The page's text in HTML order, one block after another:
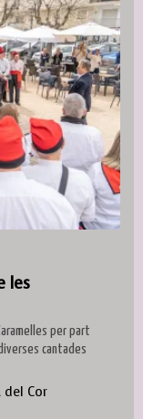
les
per part
cantades
del Cor